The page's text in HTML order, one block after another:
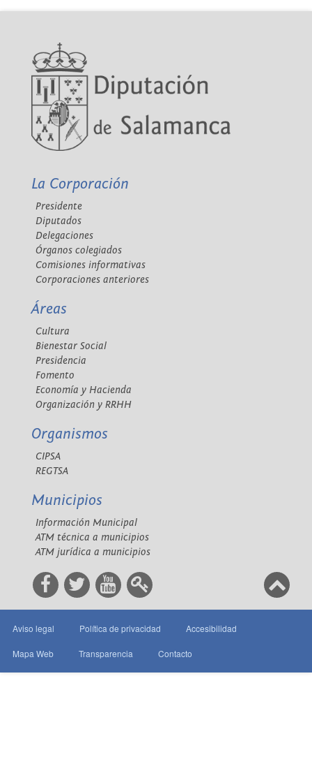
La Corporación
Presidente
Diputados
Delegaciones
Órganos colegiados
Comisiones informativas
Corporaciones anteriores
Áreas
Cultura
Bienestar Social
Presidencia
Fomento
Economía y Hacienda
Organización y RRHH
Organismos
CIPSA
REGTSA
Municipios
Información Municipal
ATM técnica a municipios
ATM jurídica a municipios
Aviso legal Política de privacidad Accesibilidad
Mapa Web Transparencia Contacto